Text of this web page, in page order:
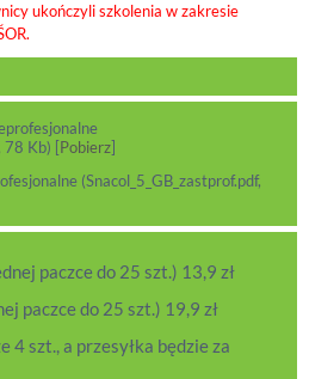
ukończyli szkolenia w zakresie
78 Kb) [Pobierz]
(Snacol_5_GB_zastprof.pdf,
paczce do 25 szt.) 13,9 zł
paczce do 25 szt.) 19,9 zł
4 szt., a przesyłka będzie za